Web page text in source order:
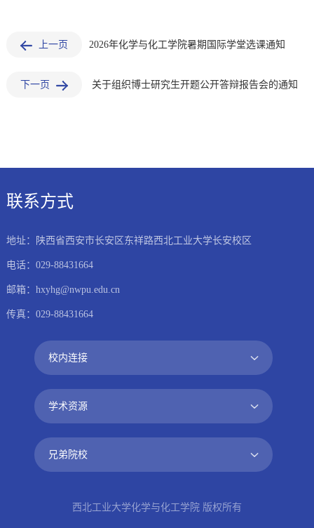
上一页 2026年化学与化工学院暑期国际学堂选课通知
下一页 关于组织博士研究生开题公开答辩报告会的通知
联系方式
地址：陕西省西安市长安区东祥路西北工业大学长安校区
电话：029-88431664
邮箱：hxyhg@nwpu.edu.cn
传真：029-88431664
西北工业大学化学与化工学院 版权所有